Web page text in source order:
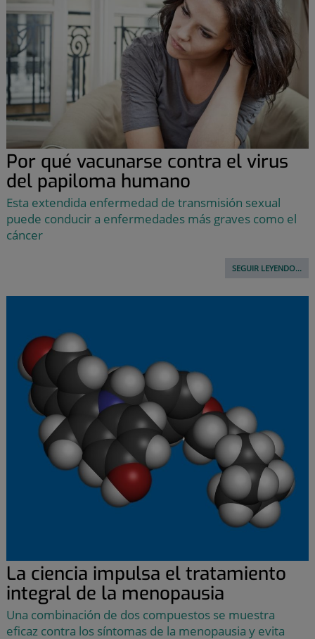
Por qué vacunarse contra el virus
del papiloma humano
Esta extendida enfermedad de transmisión sexual
puede conducir a enfermedades más graves como el
cáncer
SEGUIR LEYENDO...
La ciencia impulsa el tratamiento
integral de la menopausia
Una combinación de dos compuestos se muestra
eficaz contra los síntomas de la menopausia y evita